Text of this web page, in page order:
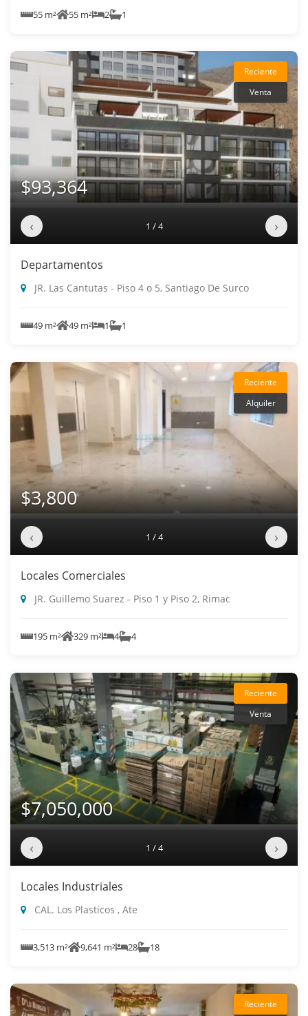
55 m² 55 m² 2 1
Reciente
Venta
$93,364
‹ 1 / 4 ›
Departamentos
JR. Las Cantutas - Piso 4 o 5, Santiago De Surco
49 m² 49 m² 1 1
Reciente
Alquiler
$3,800
‹ 1 / 4 ›
Locales Comerciales
JR. Guillemo Suarez - Piso 1 y Piso 2, Rimac
195 m² 329 m² 4 4
Reciente
Venta
$7,050,000
‹ 1 / 4 ›
Locales Industriales
CAL. Los Plasticos , Ate
3,513 m² 9,641 m² 28 18
Reciente